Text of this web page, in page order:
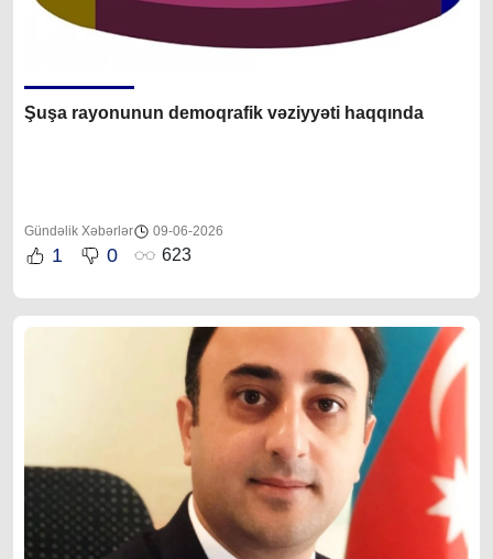
Şuşa rayonunun demoqrafik vəziyyəti haqqında
Gündəlik Xəbərlər 09-06-2026
1 0 623